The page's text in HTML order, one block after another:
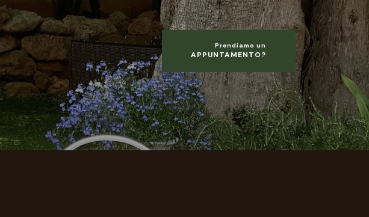
Prendiamo un
APPUNTAMENTO?